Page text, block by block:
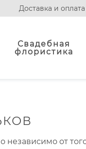
Доставка и оплата
Свадебная
флористика
независимо от